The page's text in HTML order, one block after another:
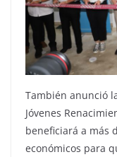
También anunció
Jóvenes
beneficiará a más
económicos para